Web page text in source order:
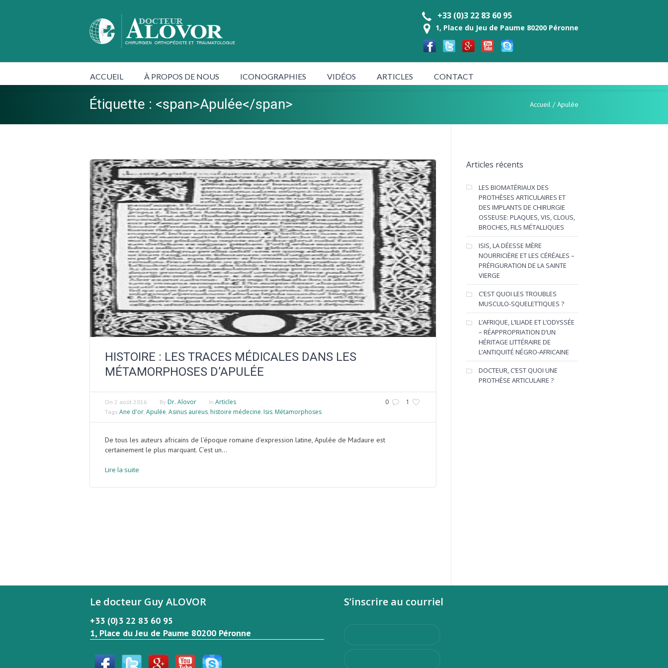
+33 (0)3 22 83 60 95
1, Place du Jeu de Paume 80200 Péronne
ACCUEIL À PROPOS DE NOUS ICONOGRAPHIES VIDÉOS ARTICLES CONTACT
Étiquette : <span>Apulée</span> Accueil /Apulée
HISTOIRE : LES TRACES MÉDICALES DANS LES
MÉTAMORPHOSES D’APULÉE
0 1
On 2 août 2016 By Dr. Alovor In Articles
Tags Ane d'or Apulée Asinus aureus histoire médecine Isis Métamorphoses
De tous les auteurs africains de l’époque romaine d’expression latine, Apulée de Madaure est
certainement le plus marquant. C’est un...
Lire la suite
Articles récents
LES BIOMATÉRIAUX DES
PROTHÈSES ARTICULAIRES ET
DES IMPLANTS DE CHIRURGIE
OSSEUSE: PLAQUES, VIS, CLOUS,
BROCHES, FILS MÉTALLIQUES
ISIS, LA DÉESSE MÈRE
NOURRICIÈRE ET LES CÉRÉALES –
PRÉFIGURATION DE LA SAINTE
VIERGE
C’EST QUOI LES TROUBLES
MUSCULO-SQUELETTIQUES ?
L’AFRIQUE, L’ILIADE ET L’ODYSSÉE
– RÉAPPROPRIATION D’UN
HÉRITAGE LITTÉRAIRE DE
L’ANTIQUITÉ NÉGRO-AFRICAINE
DOCTEUR, C’EST QUOI UNE
PROTHÈSE ARTICULAIRE ?
Le docteur Guy ALOVOR
+33 (0)3 22 83 60 95
1, Place du Jeu de Paume 80200 Péronne
S’inscrire au courriel